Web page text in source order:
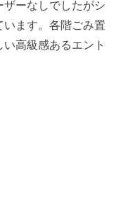
ーなしでしたがシ
ます。各階ごみ置
高級感あるエント